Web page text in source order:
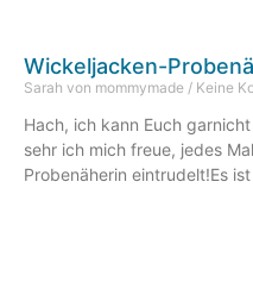
Wickeljacken-
Sarah von mommymade Keine
Hach, ich kann Euch
sehr ich mich freue, jedes
Probenäherin eintrudelt!Es